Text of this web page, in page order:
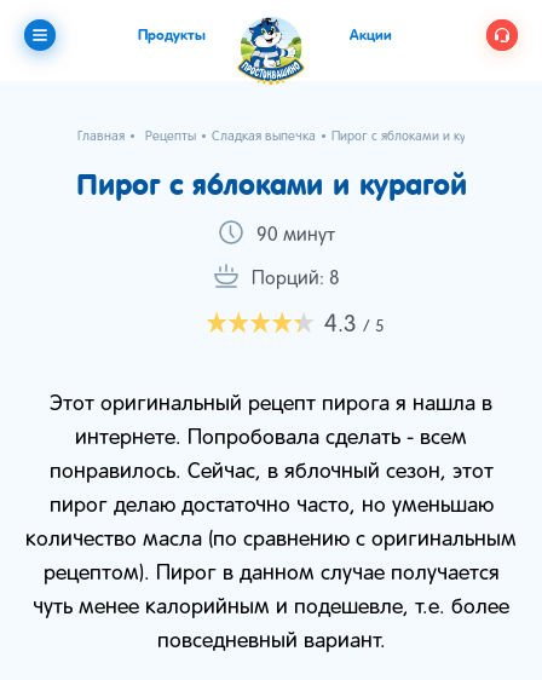
Продукты Акции
Главная Рецепты Сладкая выпечка Пирог с яблоками и курагой
Пирог с яблоками и курагой
90 минут
Порций: 8
4.3 / 5
Этот оригинальный рецепт пирога я нашла в
интернете. Попробовала сделать - всем
понравилось. Сейчас, в яблочный сезон, этот
пирог делаю достаточно часто, но уменьшаю
количество масла (по сравнению с оригинальным
рецептом). Пирог в данном случае получается
чуть менее калорийным и подешевле, т.е. более
повседневный вариант.